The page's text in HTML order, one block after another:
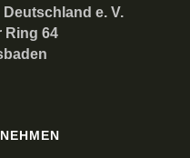
e. V.
Ring 64